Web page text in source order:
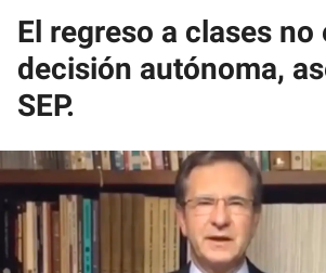
El regreso a clases no
decisión autónoma,
SEP.